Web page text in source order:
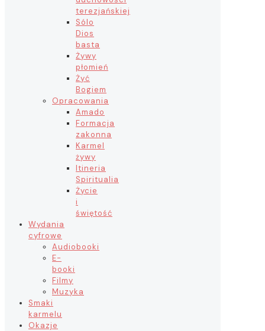
terezjańskiej
Sólo
Dios
basta
Żywy
płomień
Żyć
Bogiem
Opracowania
Amado
Formacja
zakonna
Karmel
żywy
Itineria
Spiritualia
Życie
i
świętość
Wydania
cyfrowe
Audiobooki
E-
booki
Filmy
Muzyka
Smaki
karmelu
Okazje